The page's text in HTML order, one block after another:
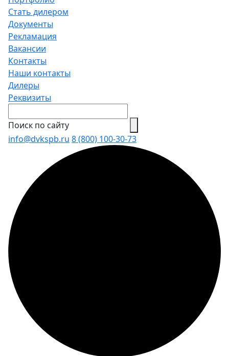
Стать дилером
Документы
Рекламация
Вакансии
Контакты
Наши контакты
Дилеры
Реквизиты
Поиск по сайту
info@dvkspb.ru 8 (800) 100-30-73